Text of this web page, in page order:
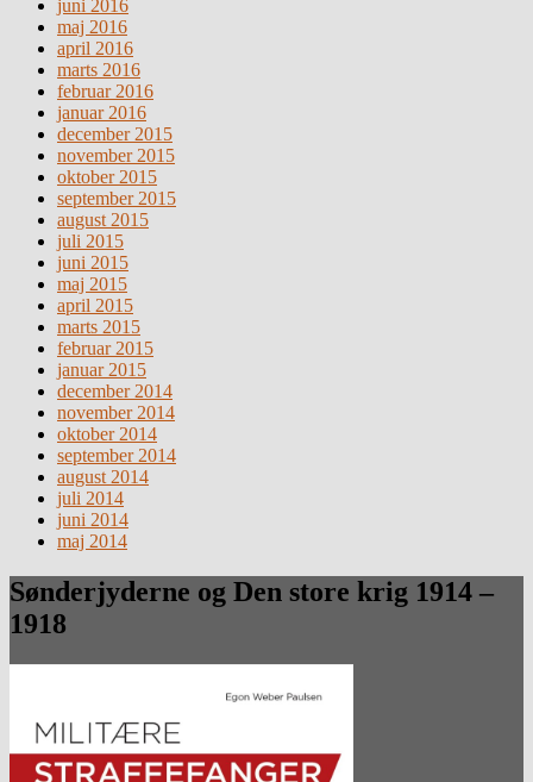
juni 2016
maj 2016
april 2016
marts 2016
februar 2016
januar 2016
december 2015
november 2015
oktober 2015
september 2015
august 2015
juli 2015
juni 2015
maj 2015
april 2015
marts 2015
februar 2015
januar 2015
december 2014
november 2014
oktober 2014
september 2014
august 2014
juli 2014
juni 2014
maj 2014
Sønderjyderne og Den store krig 1914 –
1918